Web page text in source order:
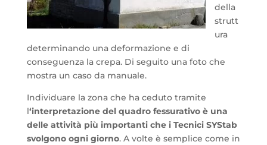
della
strutt
ura
determinando una deformazione e di
conseguenza la crepa. Di seguito una foto che
mostra un caso da manuale.
Individuare la zona che ha ceduto tramite
l‘interpretazione del quadro fessurativo è una
delle attività più importanti che i Tecnici SYStab
svolgono ogni giorno. A volte è semplice come in